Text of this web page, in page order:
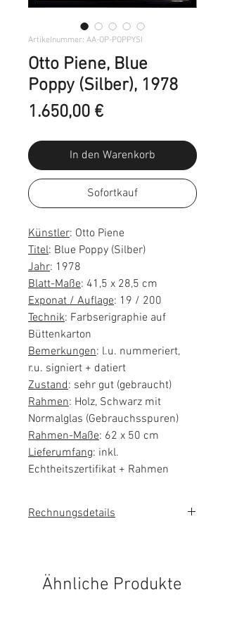
Artikelnummer: AA-OP-POPPYSI
Otto Piene, Blue
Poppy (Silber), 1978
1.650,00 €Preis
In den Warenkorb
Sofortkauf
Künstler: Otto Piene
Titel: Blue Poppy (Silber)
Jahr: 1978
Blatt-Maße: 41,5 x 28,5 cm
Exponat / Auflage: 19 / 200
Technik: Farbserigraphie auf
Büttenkarton
Bemerkungen: l.u. nummeriert,
r.u. signiert + datiert
Zustand: sehr gut (gebraucht)
Rahmen: Holz, Schwarz mit
Normalglas (Gebrauchsspuren)
Rahmen-Maße: 62 x 50 cm
Lieferumfang: inkl.
Echtheitszertifikat + Rahmen
Rechnungsdetails
keine Umsatzsteuer auf der
Rechnung ausgewiesen.
Ähnliche Produkte